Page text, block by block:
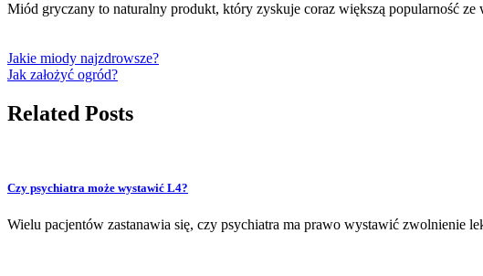
Miód gryczany to naturalny produkt, który zyskuje coraz większą popularność
Jakie miody najzdrowsze?
Jak założyć ogród?
Related Posts
Czy psychiatra może wystawić L4?
Wielu pacjentów zastanawia się, czy psychiatra ma prawo wystawić zwolnienie